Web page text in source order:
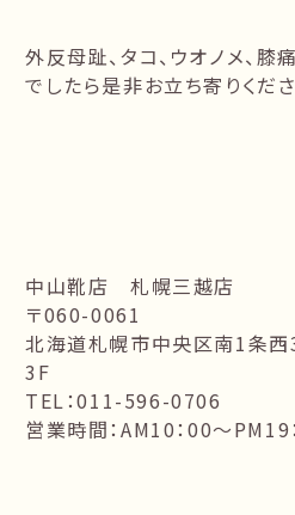
外反母趾、タコ、ウオノメ、
でしたら是非お立ち寄りくださ
中山靴店 札幌三越店
〒060-0061
北海道札幌市中央区南1条
3F
TEL：011-596-0706
営業時間：AM10：00～PM19